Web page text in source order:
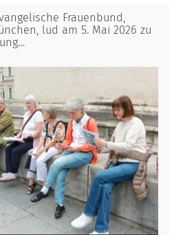
Frauenbund,
lud am 5. Mai 2026 zu